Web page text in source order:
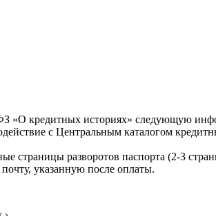
кредитных историях» следующую
с Центральным каталогом
страницы разворотов паспорта (2-3
указанную после оплаты.